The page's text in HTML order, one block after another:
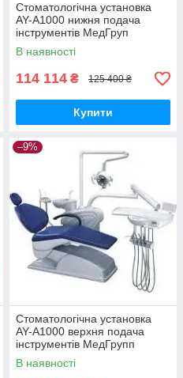
Стоматологічна установка
AY-A1000 нижня подача
інструментів МедГруп
В наявності
114 114 ₴ 125 400 ₴
Купити
–9%
Стоматологічна установка
AY-A1000 верхня подача
інструментів МедГрупп
В наявності